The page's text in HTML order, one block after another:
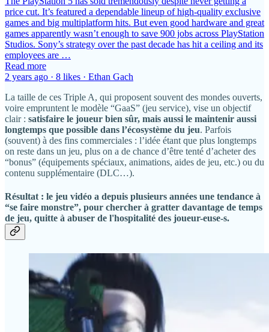
price cut. It’s featured a dependable lineup of high-quality exclusive
games and big multiplatform hits. But even good hardware and great
games apparently wasn’t enough to save 900 jobs across PlayStation
Studios. Sony’s strategy over the past decade has hit a ceiling and its
employees are …
Read more
2 years ago · 8 likes · Ethan Gach
La taille de ces Triple A, qui proposent souvent des mondes ouverts,
voire empruntent le modèle “GaaS” (jeu service), vise un objectif
clair : satisfaire le joueur bien sûr, mais aussi le maintenir aussi
longtemps que possible dans l’écosystème du jeu. Parfois
(souvent) à des fins commerciales : l’idée étant que plus longtemps
on reste dans un jeu, plus on a de chance d’être tenté d’acheter des
“bonus” (équipements spéciaux, animations, aides de jeu, etc.) ou du
contenu supplémentaire (DLC…).
Résultat : le jeu vidéo a depuis plusieurs années une tendance à
“se faire monstre”, pour chercher à gratter davantage de temps
de jeu, quitte à abuser de l'hospitalité des joueur-euse-s.